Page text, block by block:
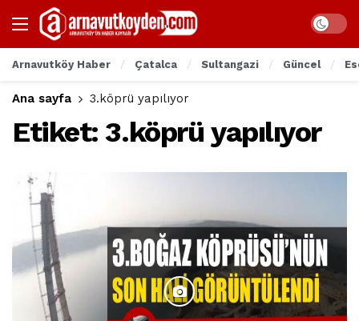
Arnavutköy Haber Çatalca Sultangazi Güncel
Ana sayfa 3.köprü yapılıyor
Etiket:3.köprü yapılıyor